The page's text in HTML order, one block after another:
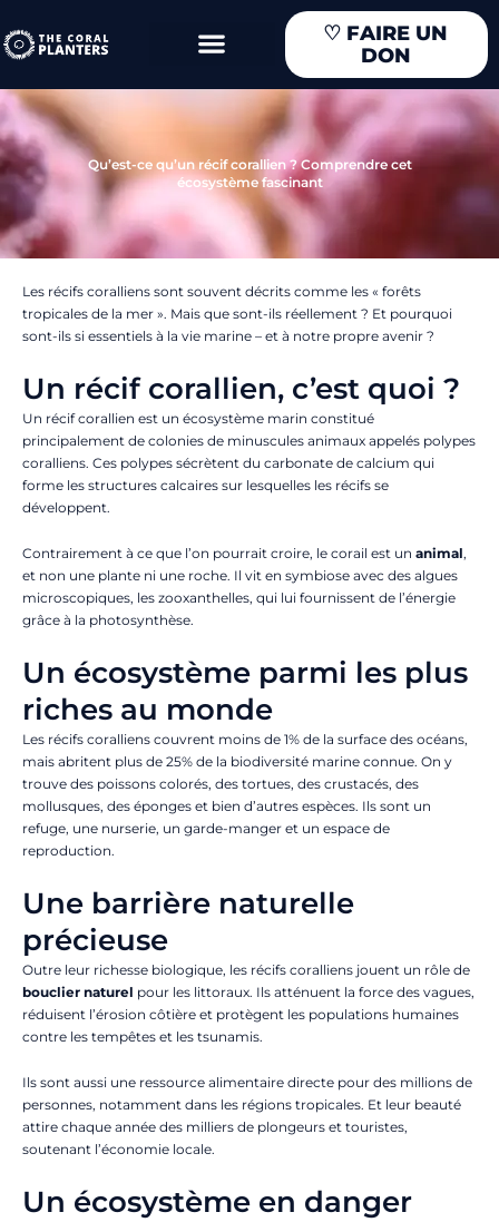
au
contenu
♡ FAIRE UN
DON
Qu’est-ce qu’un récif corallien ? Comprendre cet
écosystème fascinant
Les récifs coralliens sont souvent décrits comme les « forêts
tropicales de la mer ». Mais que sont-ils réellement ? Et pourquoi
sont-ils si essentiels à la vie marine – et à notre propre avenir ?
Un récif corallien, c’est quoi ?
Un récif corallien est un écosystème marin constitué
principalement de colonies de minuscules animaux appelés polypes
coralliens. Ces polypes sécrètent du carbonate de calcium qui
forme les structures calcaires sur lesquelles les récifs se
développent.
Contrairement à ce que l’on pourrait croire, le corail est un animal,
et non une plante ni une roche. Il vit en symbiose avec des algues
microscopiques, les zooxanthelles, qui lui fournissent de l’énergie
grâce à la photosynthèse.
Un écosystème parmi les plus
riches au monde
Les récifs coralliens couvrent moins de 1% de la surface des océans,
mais abritent plus de 25% de la biodiversité marine connue. On y
trouve des poissons colorés, des tortues, des crustacés, des
mollusques, des éponges et bien d’autres espèces. Ils sont un
refuge, une nurserie, un garde-manger et un espace de
reproduction.
Une barrière naturelle
précieuse
Outre leur richesse biologique, les récifs coralliens jouent un rôle de
bouclier naturel pour les littoraux. Ils atténuent la force des vagues,
réduisent l’érosion côtière et protègent les populations humaines
contre les tempêtes et les tsunamis.
Ils sont aussi une ressource alimentaire directe pour des millions de
personnes, notamment dans les régions tropicales. Et leur beauté
attire chaque année des milliers de plongeurs et touristes,
soutenant l’économie locale.
Un écosystème en danger